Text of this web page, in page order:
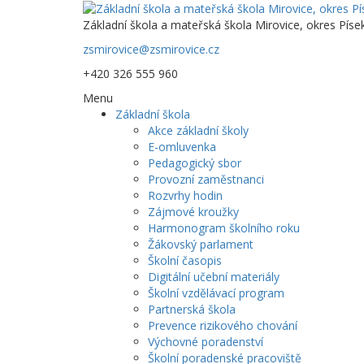
Základní škola a mateřská škola Mirovice, okres
zsmirovice@zsmirovice.cz
+420 326 555 960
Menu
Základní škola
Akce základní školy
E-omluvenka
Pedagogický sbor
Provozní zaměstnanci
Rozvrhy hodin
Zájmové kroužky
Harmonogram školního roku
Žákovský parlament
Školní časopis
Digitální učební materiály
Školní vzdělávací program
Partnerská škola
Prevence rizikového chování
Výchovné poradenství
Školní poradenské pracoviště